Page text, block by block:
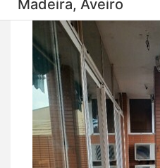
Madeira, Aveiro